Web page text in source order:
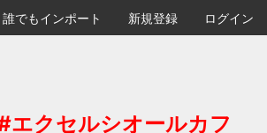
誰でもインポート 新規登録 ログイン
エクセルシオールカフ